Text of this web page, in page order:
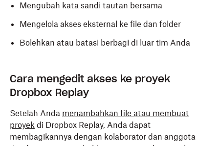
Mengubah kata sandi tautan bersama
Mengelola akses eksternal ke file dan folder
Bolehkan atau batasi berbagi di luar tim Anda
Cara mengedit akses ke proyek
Dropbox Replay
Setelah Anda menambahkan file atau membuat
proyek di Dropbox Replay, Anda dapat
membagikannya dengan kolaborator dan anggota